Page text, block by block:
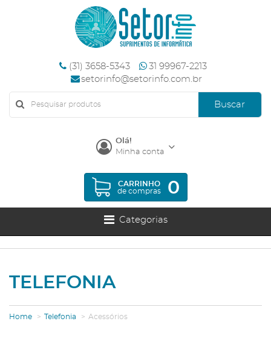
(31) 3658-5343
31 99967-2213
setorinfo@setorinfo.com.br
Buscar
Olá!
Minha conta
CARRINHO
de compras
0
Categorias
TELEFONIA
Home Telefonia Acessórios